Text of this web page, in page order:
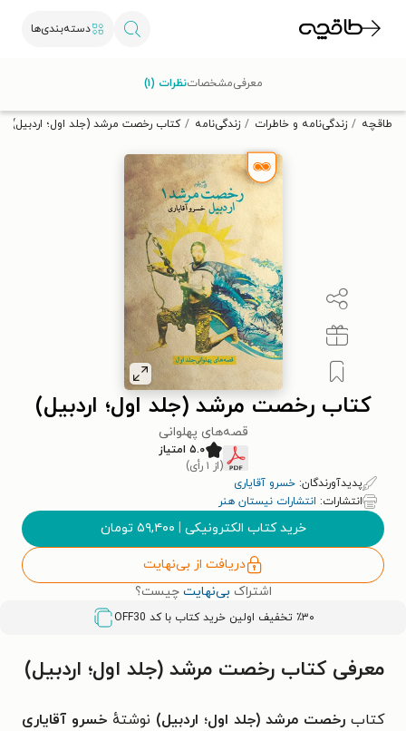
دسته‌بندی‌ها
تخفیف از طاقچه دریافت کن.
طاقچه زندگی‌نامه و خاطرات زندگی‌نامه کتاب رخصت مرشد (جلد اول؛ اردبیل)
کتاب رخصت مرشد (جلد اول؛ اردبیل)
قصه‌های پهلوانی
۵.۰ امتیاز
(از ۱ رأی)
پدیدآورندگان: خسرو آقایاری
انتشارات: انتشارات نیستان هنر
خرید کتاب الکترونیکی | ۵۹,۴۰۰ تومان
دریافت از بی‌نهایت
اشتراک بی‌نهایت چیست؟
٪۳۰ تخفیف اولین خرید کتاب با کد OFF30
معرفیمشخصاتنظرات (۱)
معرفی کتاب رخصت مرشد (جلد اول؛ اردبیل)
کتاب رخصت مرشد (جلد اول؛ اردبیل) نوشتهٔ خسرو آقایاری